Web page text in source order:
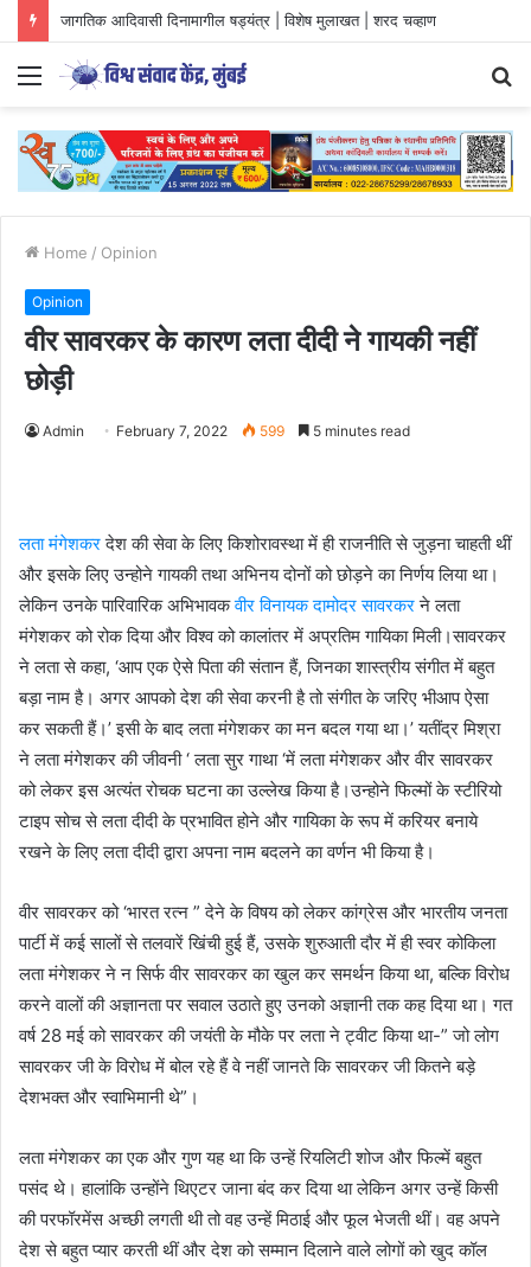
जागतिक आदिवासी दिनामागील षड्यंत्र | विशेष मुलाखत | शरद चव्हाण
Menu
Home / Opinion
Opinion
वीर सावरकर के कारण लता दीदी ने गायकी नहीं
छोड़ी
Admin February 7, 2022 599 5 minutes read
लता मंगेशकरदेश की सेवा के लिए किशोरावस्था में ही राजनीति से जुड़ना चाहती थीं
और इसके लिए उन्होने गायकी तथा अभिनय दोनों को छोड़ने का निर्णय लिया था।
लेकिन उनके पारिवारिक अभिभावकवीर विनायक दामोदर सावरकरने लता
मंगेशकर को रोक दिया और विश्व को कालांतर में अप्रतिम गायिका मिली।सावरकर
ने लता से कहा, ‘आप एक ऐसे पिता की संतान हैं, जिनका शास्त्रीय संगीत में बहुत
बड़ा नाम है। अगर आपको देश की सेवा करनी है तो संगीत के जरिए भीआप ऐसा
कर सकती हैं।’ इसी के बाद लता मंगेशकर का मन बदल गया था।’ यतींद्र मिश्रा
ने लता मंगेशकर की जीवनी ‘ लता सुर गाथा ‘में लता मंगेशकर और वीर सावरकर
को लेकर इस अत्यंत रोचक घटना का उल्लेख किया है।उन्होने फिल्मों के स्टीरियो
टाइप सोच से लता दीदी के प्रभावित होने और गायिका के रूप में करियर बनाये
रखने के लिए लता दीदी द्वारा अपना नाम बदलने का वर्णन भी किया है।
वीर सावरकर को ‘भारत रत्न ” देने के विषय को लेकर कांग्रेस और भारतीय जनता
पार्टी में कई सालों से तलवारें खिंची हुई हैं, उसके शुरुआती दौर में ही स्वर कोकिला
लता मंगेशकर ने न सिर्फ वीर सावरकर का खुल कर समर्थन किया था, बल्कि विरोध
करने वालों की अज्ञानता पर सवाल उठाते हुए उनको अज्ञानी तक कह दिया था। गत
वर्ष 28 मई को सावरकर की जयंती के मौके पर लता ने ट्वीट किया था-” जो लोग
सावरकर जी के विरोध में बोल रहे हैं वे नहीं जानते कि सावरकर जी कितने बड़े
देशभक्त और स्वाभिमानी थे”।
लता मंगेशकर का एक और गुण यह था कि उन्हें रियलिटी शोज और फिल्में बहुत
पसंद थे। हालांकि उन्होंने थिएटर जाना बंद कर दिया था लेकिन अगर उन्हें किसी
की परफॉरमेंस अच्छी लगती थी तो वह उन्हें मिठाई और फूल भेजती थीं। वह अपने
देश से बहुत प्यार करती थीं और देश को सम्मान दिलाने वाले लोगों को खुद कॉल